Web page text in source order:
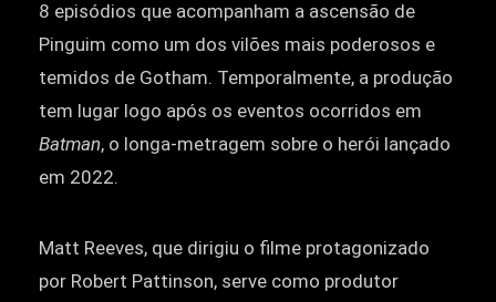
8 episódios que acompanham a ascensão de
Pinguim como um dos vilões mais poderosos e
temidos de Gotham. Temporalmente, a produção
tem lugar logo após os eventos ocorridos em
Batman, o longa-metragem sobre o herói lançado
em 2022.
Matt Reeves, que dirigiu o filme protagonizado
por Robert Pattinson, serve como produtor